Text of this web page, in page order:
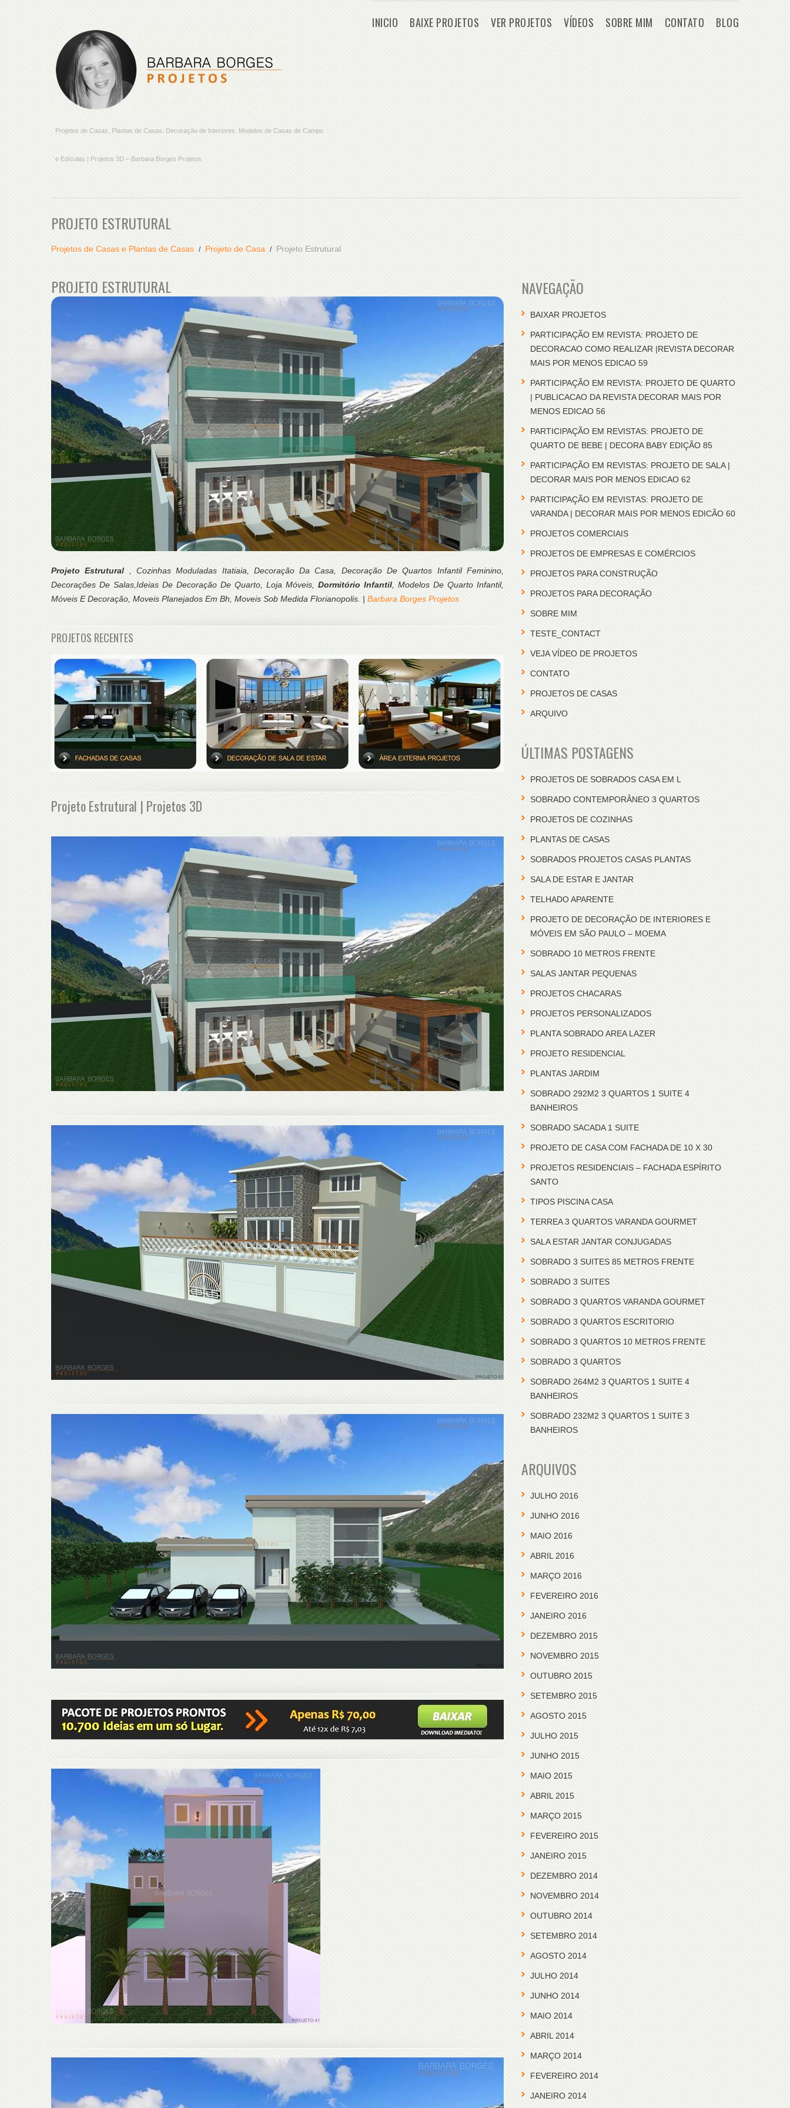
Projetos de Casas, Plantas de Casas. Decoração de Interiores. Modelos de Casas de Campo
e Edículas | Projetos 3D – Barbara Borges Projetos
INICIO BAIXE PROJETOS VER PROJETOS VÍDEOS SOBRE MIM CONTATO BLOG
PROJETO ESTRUTURAL
Projetos de Casas e Plantas de Casas Projeto de Casa Projeto Estrutural
PROJETO ESTRUTURAL
Projeto Estrutural
, Cozinhas Moduladas Itatiaia, Decoração Da Casa, Decoração De Quartos Infantil Feminino,
Decorações De Salas,Ideias De Decoração De Quarto, Loja Móveis, Dormitório Infantil , Modelos De Quarto Infantil,
Móveis E Decoração, Moveis Planejados Em Bh, Moveis Sob Medida Florianopolis. | Barbara Borges Projetos
PROJETOS RECENTES
Projeto Estrutural | Projetos 3D
NAVEGAÇÃO
BAIXAR PROJETOS
PARTICIPAÇÃO EM REVISTA: PROJETO DE
DECORACAO COMO REALIZAR |REVISTA DECORAR
MAIS POR MENOS EDICAO 59
PARTICIPAÇÃO EM REVISTA: PROJETO DE QUARTO
| PUBLICACAO DA REVISTA DECORAR MAIS POR
MENOS EDICAO 56
PARTICIPAÇÃO EM REVISTAS: PROJETO DE
QUARTO DE BEBE | DECORA BABY EDIÇÃO 85
PARTICIPAÇÃO EM REVISTAS: PROJETO DE SALA |
DECORAR MAIS POR MENOS EDICAO 62
PARTICIPAÇÃO EM REVISTAS: PROJETO DE
VARANDA | DECORAR MAIS POR MENOS EDICÃO 60
PROJETOS COMERCIAIS
PROJETOS DE EMPRESAS E COMÉRCIOS
PROJETOS PARA CONSTRUÇÃO
PROJETOS PARA DECORAÇÃO
SOBRE MIM
TESTE_CONTACT
VEJA VÍDEO DE PROJETOS
CONTATO
PROJETOS DE CASAS
ARQUIVO
ÚLTIMAS POSTAGENS
PROJETOS DE SOBRADOS CASA EM L
SOBRADO CONTEMPORÂNEO 3 QUARTOS
PROJETOS DE COZINHAS
PLANTAS DE CASAS
SOBRADOS PROJETOS CASAS PLANTAS
SALA DE ESTAR E JANTAR
TELHADO APARENTE
PROJETO DE DECORAÇÃO DE INTERIORES E
MÓVEIS EM SÃO PAULO – MOEMA
SOBRADO 10 METROS FRENTE
SALAS JANTAR PEQUENAS
PROJETOS CHACARAS
PROJETOS PERSONALIZADOS
PLANTA SOBRADO AREA LAZER
PROJETO RESIDENCIAL
PLANTAS JARDIM
SOBRADO 292M2 3 QUARTOS 1 SUITE 4
BANHEIROS
SOBRADO SACADA 1 SUITE
PROJETO DE CASA COM FACHADA DE 10 X 30
PROJETOS RESIDENCIAIS – FACHADA ESPÍRITO
SANTO
TIPOS PISCINA CASA
TERREA 3 QUARTOS VARANDA GOURMET
SALA ESTAR JANTAR CONJUGADAS
SOBRADO 3 SUITES 85 METROS FRENTE
SOBRADO 3 SUITES
SOBRADO 3 QUARTOS VARANDA GOURMET
SOBRADO 3 QUARTOS ESCRITORIO
SOBRADO 3 QUARTOS 10 METROS FRENTE
SOBRADO 3 QUARTOS
SOBRADO 264M2 3 QUARTOS 1 SUITE 4
BANHEIROS
SOBRADO 232M2 3 QUARTOS 1 SUITE 3
BANHEIROS
ARQUIVOS
JULHO 2016
JUNHO 2016
MAIO 2016
ABRIL 2016
MARÇO 2016
FEVEREIRO 2016
JANEIRO 2016
DEZEMBRO 2015
NOVEMBRO 2015
OUTUBRO 2015
SETEMBRO 2015
AGOSTO 2015
JULHO 2015
JUNHO 2015
MAIO 2015
ABRIL 2015
MARÇO 2015
FEVEREIRO 2015
JANEIRO 2015
DEZEMBRO 2014
NOVEMBRO 2014
OUTUBRO 2014
SETEMBRO 2014
AGOSTO 2014
JULHO 2014
JUNHO 2014
MAIO 2014
ABRIL 2014
MARÇO 2014
FEVEREIRO 2014
JANEIRO 2014